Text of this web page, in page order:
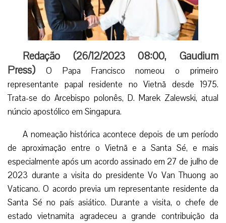
Redação (26/12/2023 08:00, Gaudium
Press) O Papa Francisco nomeou o primeiro
representante papal residente no Vietnã desde 1975.
Trata-se do Arcebispo polonês, D. Marek Zalewski, atual
núncio apostólico em Singapura.
A nomeação histórica acontece depois de um período
de aproximação entre o Vietnã e a Santa Sé, e mais
especialmente após um acordo assinado em 27 de julho de
2023 durante a visita do presidente Vo Van Thuong ao
Vaticano. O acordo previa um representante residente da
Santa Sé no país asiático. Durante a visita, o chefe de
estado vietnamita agradeceu a grande contribuição da